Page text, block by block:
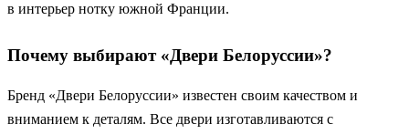
в интерьер нотку южной Франции.
Почему выбирают «Двери Белоруссии»?
Бренд «Двери Белоруссии» известен своим качеством и
вниманием к деталям. Все двери изготавливаются с